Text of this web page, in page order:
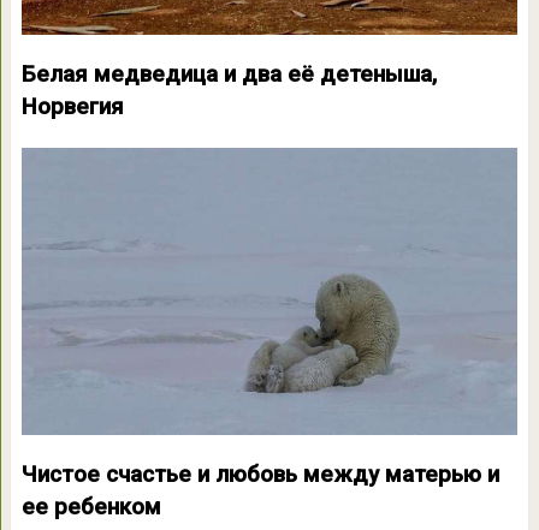
Белая медведица и два её детеныша,
Норвегия
Чистое счастье и любовь между матерью и
ее ребенком